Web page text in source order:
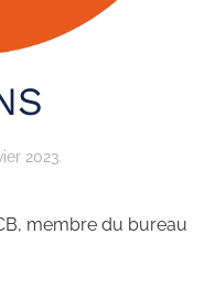
2023.
membre du bureau